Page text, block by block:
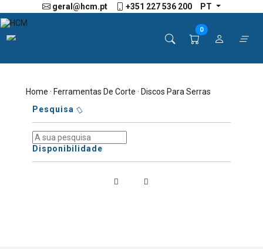
geral@hcm.pt +351 227 536 200 PT
0
Home ·Ferramentas De Corte · Discos Para Serras
Pesquisa
Disponibilidade